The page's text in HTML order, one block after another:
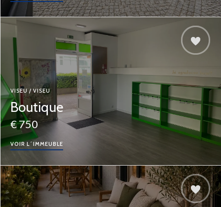
VISEU / VISEU
Boutique
€ 750
VOIR L´IMMEUBLE